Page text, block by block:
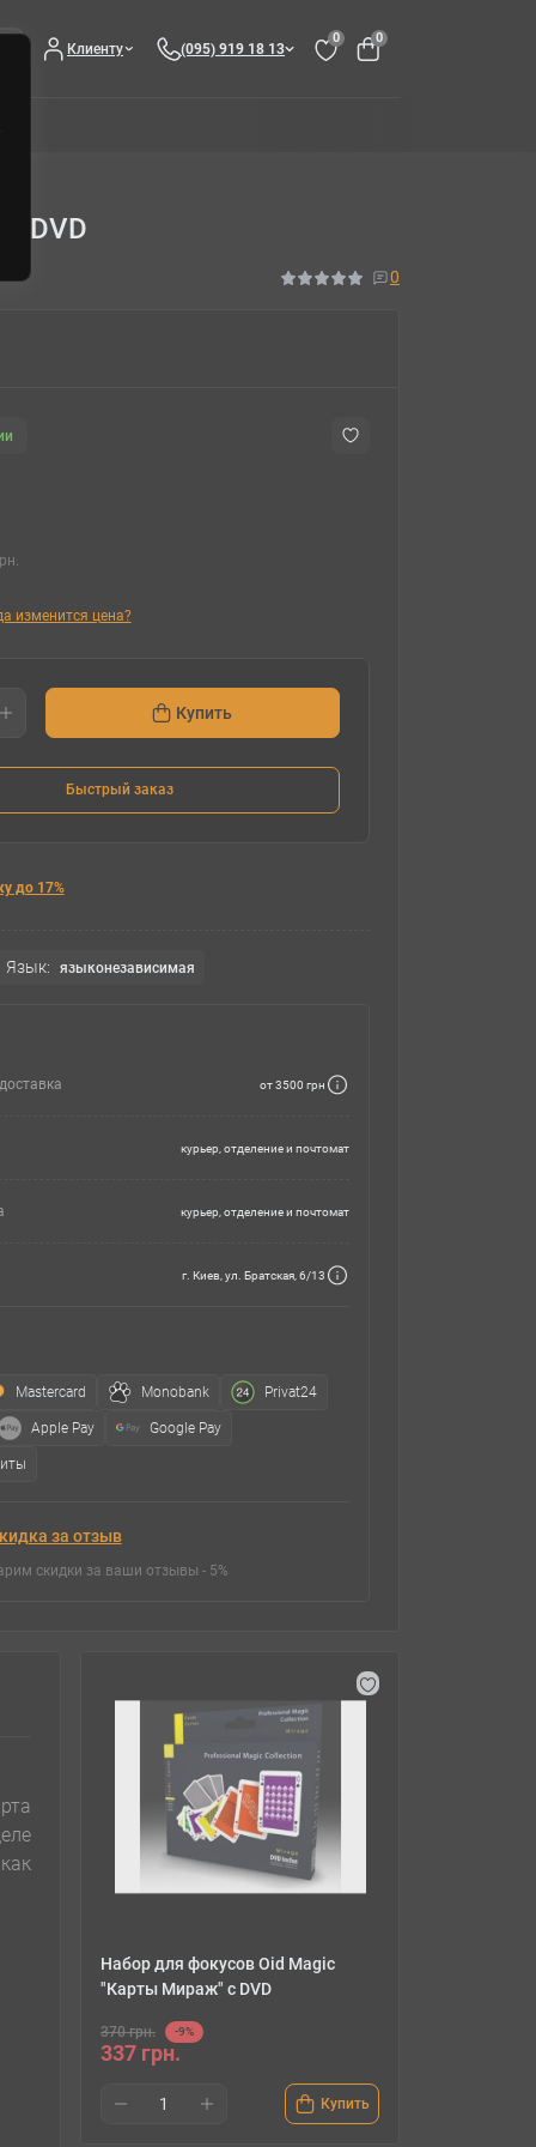
Клиенту (095) 919 18 13
0 0
DVD
0
изменится цена?
Купить
Быстрый заказ
до 17%
Язык: языконезависимая
от 3500 грн
курьер, отделение и почтомат
курьер, отделение и почтомат
г. Киев, ул. Братская, 6/13
Mastercard Monobank Privat24
Apple Pay Google Pay
за отзыв
скидки за ваши отзывы - 5%
Набор для фокусов Oid Magic
"Карты Мираж" с DVD
370 грн. -9%
337 грн.
Купить